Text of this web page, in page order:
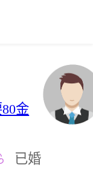
80金
已婚